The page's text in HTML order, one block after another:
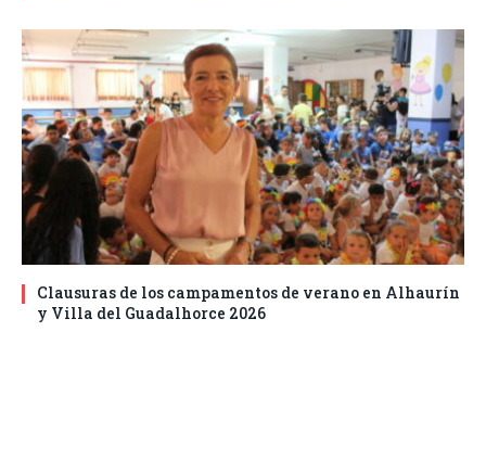
Clausuras de los campamentos de verano en Alhaurín
y Villa del Guadalhorce 2026